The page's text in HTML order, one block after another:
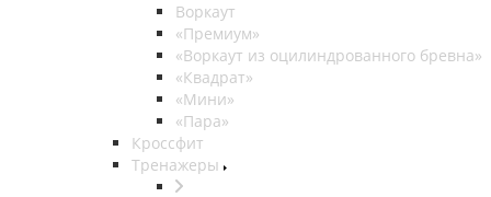
Воркаут
«Премиум»
«Воркаут из оцилиндрованного бревна»
«Квадрат»
«Мини»
«Пара»
Кроссфит
Тренажеры